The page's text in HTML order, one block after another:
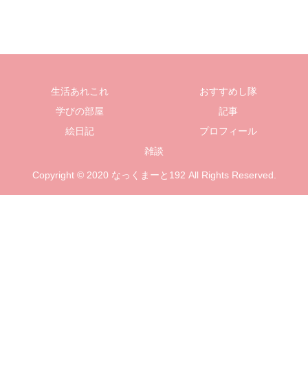
生活あれこれ
おすすめし隊
学びの部屋
記事
絵日記
プロフィール
雑談
Copyright © 2020 なっくまーと192 All Rights Reserved.